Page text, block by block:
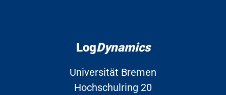
LogDynamics
Universität Bremen
Hochschulring 20